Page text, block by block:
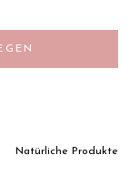
Natürliche Produkte